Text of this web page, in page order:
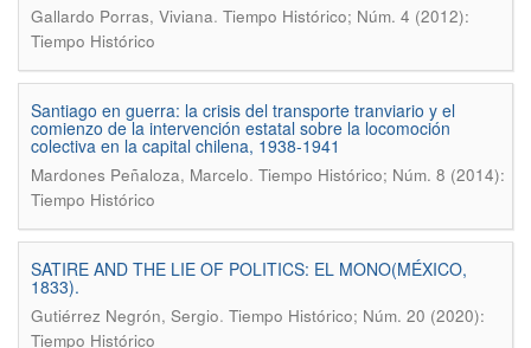
Gallardo Porras, Viviana. Tiempo Histórico; Núm. 4 (2012):
Tiempo Histórico
Santiago en guerra: la crisis del transporte tranviario y el
comienzo de la intervención estatal sobre la locomoción
colectiva en la capital chilena, 1938-1941
Mardones Peñaloza, Marcelo. Tiempo Histórico; Núm. 8 (2014):
Tiempo Histórico
SATIRE AND THE LIE OF POLITICS: EL MONO(MÉXICO,
1833).
Gutiérrez Negrón, Sergio. Tiempo Histórico; Núm. 20 (2020):
Tiempo Histórico